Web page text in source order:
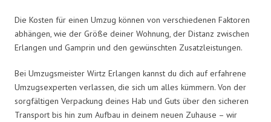
Die Kosten für einen Umzug können von verschiedenen Faktoren
abhängen, wie der Größe deiner Wohnung, der Distanz zwischen
Erlangen und Gamprin und den gewünschten Zusatzleistungen.
Bei Umzugsmeister Wirtz Erlangen kannst du dich auf erfahrene
Umzugsexperten verlassen, die sich um alles kümmern. Von der
sorgfältigen Verpackung deines Hab und Guts über den sicheren
Transport bis hin zum Aufbau in deinem neuen Zuhause – wir